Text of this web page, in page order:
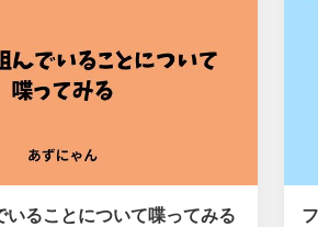
いることについて喋ってみる